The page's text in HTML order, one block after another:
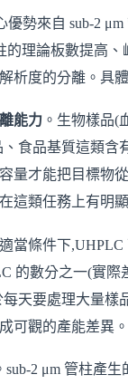
優勢來自 sub-2
的理論板數提高
析度的分離。具
能力。生物樣品(
食品基質這類含
量才能把目標物
這類任務上有明
當條件下
的數分之一(實際
天要處理大量樣
可觀的產能差異。
sub-2 μm 管柱產